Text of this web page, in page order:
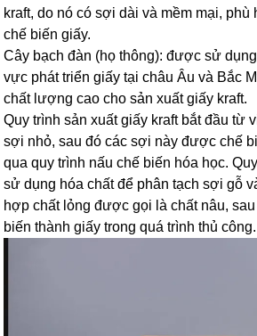
kraft, do nó có sợi dài và mềm mại, phù
chế biến giấy.
Cây bạch đàn (họ thông): được sử
vực phát triển giấy tại châu Âu và Bắc
chất lượng cao cho sản xuất giấy kraft.
Quy trình sản xuất giấy kraft bắt đầu từ
sợi nhỏ, sau đó các sợi này được chế
qua quy trình nấu chế biến hóa học.
sử dụng hóa chất để phân tạch sợi gỗ
hợp chất lỏng được gọi là chất nâu,
biến thành giấy trong quá trình thủ công.